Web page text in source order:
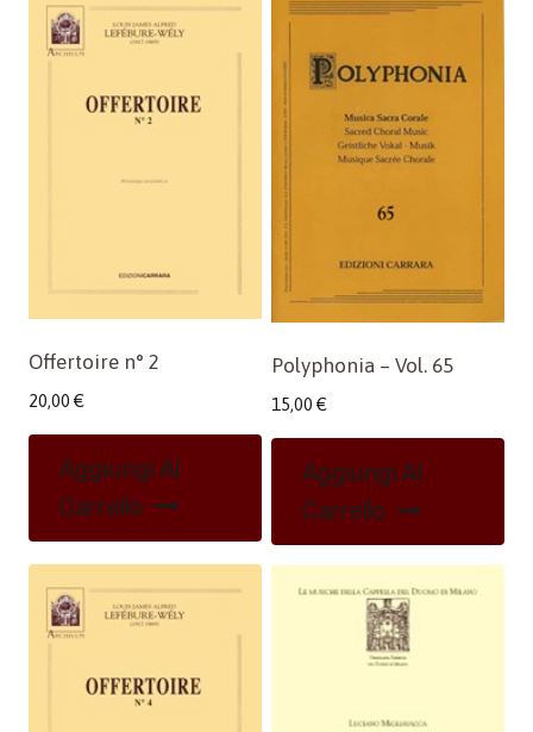
Offertoire n° 2
20,00 €
Aggiungi Al
Carrello
Polyphonia – Vol. 65
15,00 €
Aggiungi Al
Carrello